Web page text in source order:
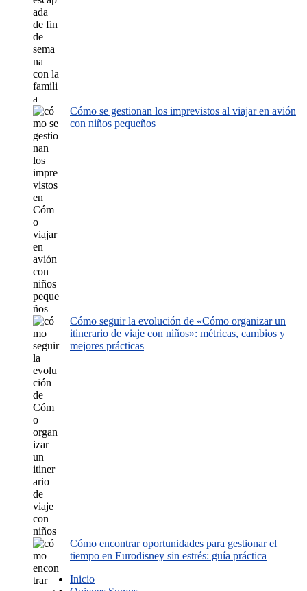
Cómo se gestionan los imprevistos al viajar en avión
con niños pequeños
Cómo seguir la evolución de «Cómo organizar un
itinerario de viaje con niños»: métricas, cambios y
mejores prácticas
Cómo encontrar oportunidades para gestionar el
tiempo en Eurodisney sin estrés: guía práctica
Inicio